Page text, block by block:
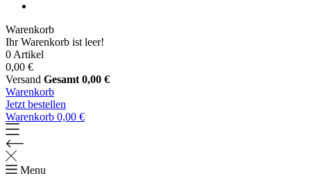
Warenkorb
Ihr Warenkorb ist leer!
0 Artikel
0,00 €
Versand Gesamt 0,00 €
Warenkorb
Jetzt bestellen
Warenkorb 0,00 €
Menu